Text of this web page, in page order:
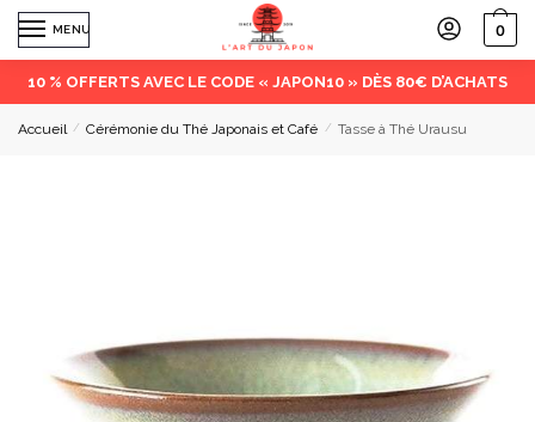
MENU 0
10 % OFFERTS AVEC LE CODE « JAPON10 » DÈS 80€ D’ACHATS
Accueil / Cérémonie du Thé Japonais et Café / Tasse à Thé Urausu